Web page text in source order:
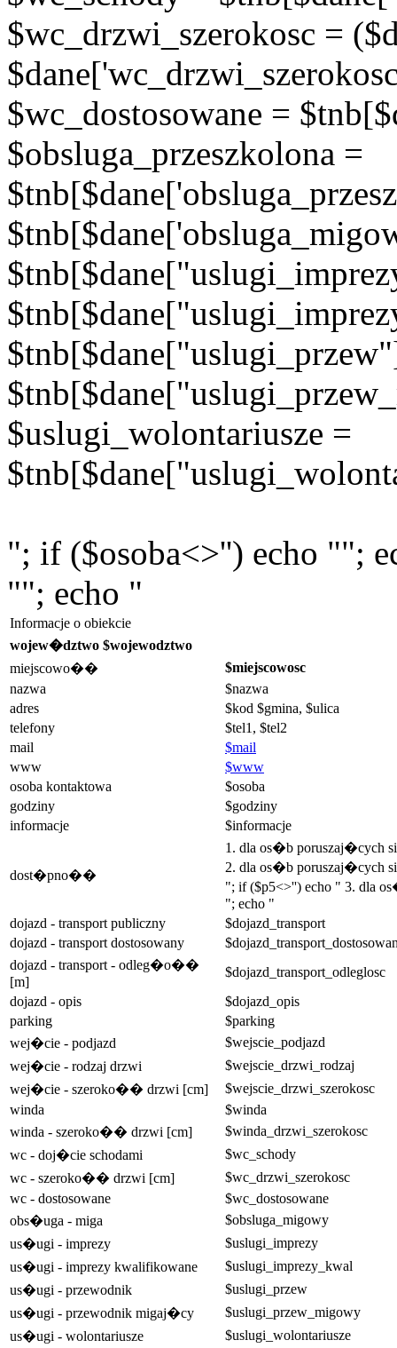
$wc_drzwi_szerokosc =
$wc_dostosowane =
$obsluga_przeszkolona =
$uslugi_wolontariusze =
"; if ($osoba<>'') echo "";
""; echo "
Informacje o obiekcie
wojew�dztwo $wojewodztwo
miejscowo��
$miejscowosc
nazwa
$nazwa
adres
$kod $gmina, $ulica
telefony
$tel1, $tel2
mail
$mail
www
$www
osoba kontaktowa
$osoba
godziny
$godziny
informacje
$informacje
dost�pno��
1. dla os�b poruszaj�cych
2. dla os�b poruszaj�cych
"; if ($p5<>'') echo " 3. dla
"; echo "
dojazd - transport publiczny
$dojazd_transport
dojazd - transport dostosowany
dojazd - transport - odleg�o��
[m]
$dojazd_transport_odleglosc
dojazd - opis
$dojazd_opis
parking
$parking
wej�cie - podjazd
$wejscie_podjazd
wej�cie - rodzaj drzwi
$wejscie_drzwi_rodzaj
wej�cie - szeroko�� drzwi [cm]
$wejscie_drzwi_szerokosc
winda
$winda
winda - szeroko�� drzwi [cm]
$winda_drzwi_szerokosc
wc - doj�cie schodami
$wc_schody
wc - szeroko�� drzwi [cm]
$wc_drzwi_szerokosc
wc - dostosowane
$wc_dostosowane
obs�uga - miga
$obsluga_migowy
us�ugi - imprezy
$uslugi_imprezy
us�ugi - imprezy kwalifikowane
$uslugi_imprezy_kwal
us�ugi - przewodnik
$uslugi_przew
us�ugi - przewodnik migaj�cy
$uslugi_przew_migowy
us�ugi - wolontariusze
$uslugi_wolontariusze